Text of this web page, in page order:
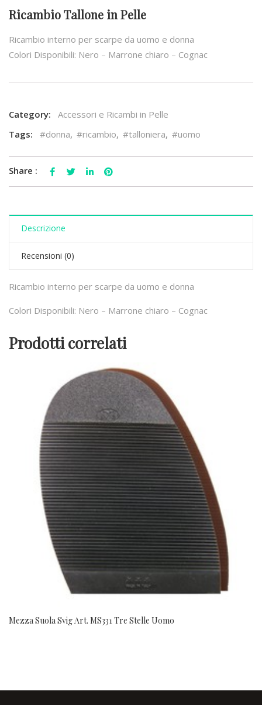
Ricambio Tallone in Pelle
Ricambio interno per scarpe da uomo e donna
Colori Disponibili: Nero – Marrone chiaro – Cognac
Category:
Accessori e Ricambi in Pelle
Tags:
#donna, #ricambio, #talloniera, #uomo
Share :
Descrizione
Recensioni (0)
Ricambio interno per scarpe da uomo e donna
Colori Disponibili: Nero – Marrone chiaro – Cognac
Prodotti correlati
Mezza Suola Svig Art. MS331 Tre Stelle Uomo